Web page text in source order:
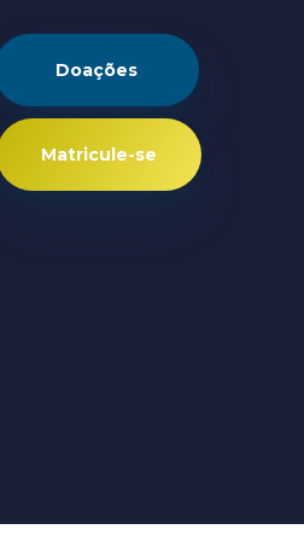
Doações
Matricule-se